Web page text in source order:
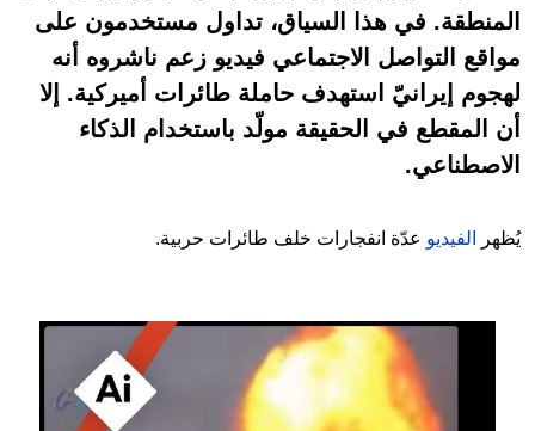
المنطقة. في هذا السياق، تداول مستخدمون على
مواقع التواصل الاجتماعي فيديو زعم ناشروه أنه
لهجوم إيرانيّ استهدف حاملة طائرات أميركية. إلا
أن المقطع في الحقيقة مولّد باستخدام الذكاء
الاصطناعي.
يُظهر الفيديو عدّة انفجارات خلف طائرات حربية.